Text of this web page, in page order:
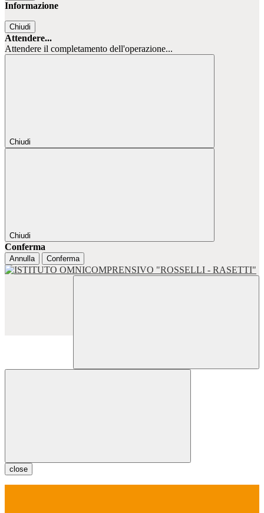
Informazione
Chiudi
Attendere...
Attendere il completamento dell'operazione...
Chiudi
Chiudi
Conferma
Annulla Conferma
close